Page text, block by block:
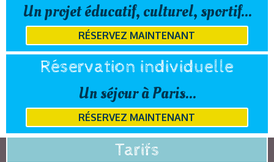
Un projet éducatif, culturel, sportif...
RÉSERVEZ MAINTENANT
Réservation individuelle
Un séjour à Paris...
RÉSERVEZ MAINTENANT
Tarifs